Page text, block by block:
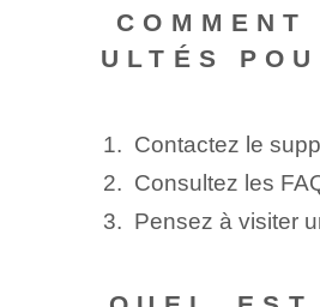
ULTÉS
Contactez le
Consultez les
Pensez à visiter